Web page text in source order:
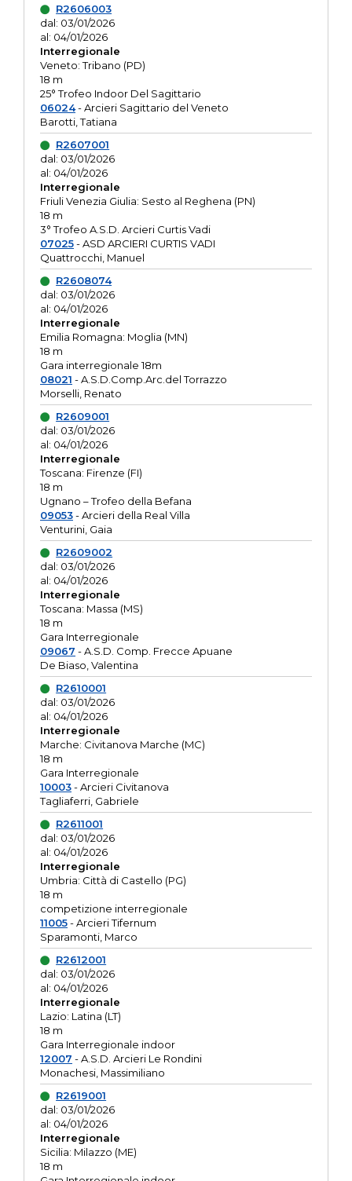
R2606003
dal: 03/01/2026
al: 04/01/2026
Interregionale
Veneto: Tribano (PD)
18 m
25° Trofeo Indoor Del Sagittario
06024- Arcieri Sagittario del Veneto
Barotti, Tatiana
R2607001
dal: 03/01/2026
al: 04/01/2026
Interregionale
Friuli Venezia Giulia: Sesto al Reghena (PN)
18 m
3° Trofeo A.S.D. Arcieri Curtis Vadi
07025- ASD ARCIERI CURTIS VADI
Quattrocchi, Manuel
R2608074
dal: 03/01/2026
al: 04/01/2026
Interregionale
Emilia Romagna: Moglia (MN)
18 m
Gara interregionale 18m
08021 - A.S.D.Comp.Arc.del Torrazzo
Morselli, Renato
R2609001
dal: 03/01/2026
al: 04/01/2026
Interregionale
Toscana: Firenze (FI)
18 m
Ugnano – Trofeo della Befana
09053- Arcieri della Real Villa
Venturini, Gaia
R2609002
dal: 03/01/2026
al: 04/01/2026
Interregionale
Toscana: Massa (MS)
18 m
Gara Interregionale
09067 - A.S.D. Comp. Frecce Apuane
De Biaso, Valentina
R2610001
dal: 03/01/2026
al: 04/01/2026
Interregionale
Marche: Civitanova Marche (MC)
18 m
Gara Interregionale
10003- Arcieri Civitanova
Tagliaferri, Gabriele
R2611001
dal: 03/01/2026
al: 04/01/2026
Interregionale
Umbria: Città di Castello (PG)
18 m
competizione interregionale
11005- Arcieri Tifernum
Sparamonti, Marco
R2612001
dal: 03/01/2026
al: 04/01/2026
Interregionale
Lazio: Latina (LT)
18 m
Gara Interregionale indoor
12007 - A.S.D. Arcieri Le Rondini
Monachesi, Massimiliano
R2619001
dal: 03/01/2026
al: 04/01/2026
Interregionale
Sicilia: Milazzo (ME)
18 m